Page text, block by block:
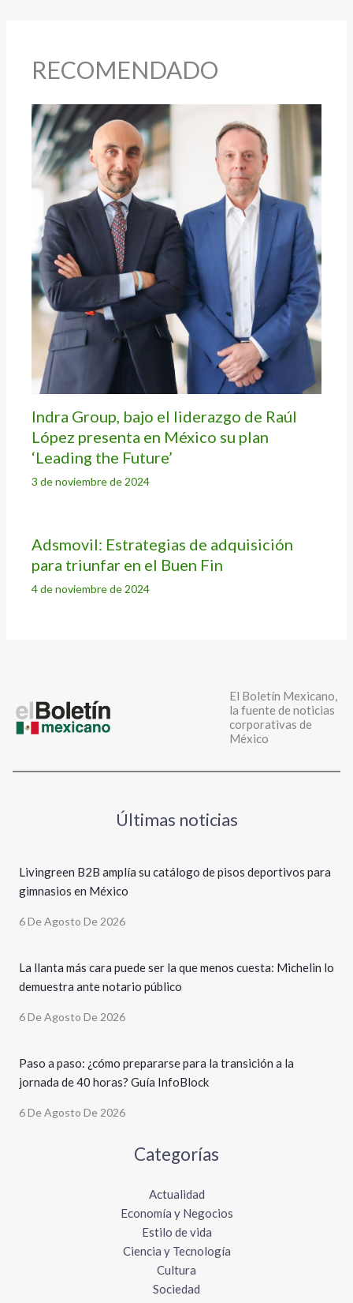
RECOMENDADO
Indra Group, bajo el liderazgo de Raúl
López presenta en México su plan
‘Leading the Future’
3 de noviembre de 2024
Adsmovil: Estrategias de adquisición
para triunfar en el Buen Fin
4 de noviembre de 2024
El Boletín Mexicano,
la fuente de noticias
corporativas de
México
Últimas noticias
Livingreen B2B amplía su catálogo de pisos deportivos para
gimnasios en México
6 De Agosto De 2026
La llanta más cara puede ser la que menos cuesta: Michelin lo
demuestra ante notario público
6 De Agosto De 2026
Paso a paso: ¿cómo prepararse para la transición a la
jornada de 40 horas? Guía InfoBlock
6 De Agosto De 2026
Categorías
Actualidad
Economía y Negocios
Estilo de vida
Ciencia y Tecnología
Cultura
Sociedad